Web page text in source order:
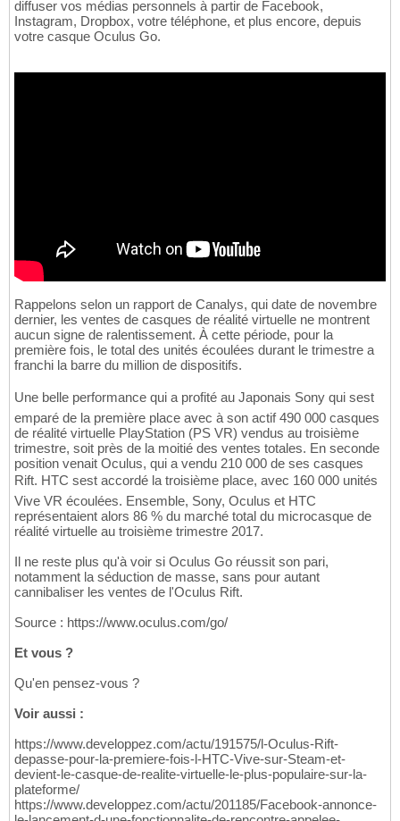
diffuser vos médias personnels à partir de Facebook,
Instagram, Dropbox, votre téléphone, et plus encore, depuis
votre casque Oculus Go.
Rappelons selon un rapport de Canalys, qui date de novembre
dernier, les ventes de casques de réalité virtuelle ne montrent
aucun signe de ralentissement. À cette période, pour la
première fois, le total des unités écoulées durant le trimestre a
franchi la barre du million de dispositifs.
Une belle performance qui a profité au Japonais Sony qui sest
emparé de la première place avec à son actif 490 000 casques
de réalité virtuelle PlayStation (PS VR) vendus au troisième
trimestre, soit près de la moitié des ventes totales. En seconde
position venait Oculus, qui a vendu 210 000 de ses casques
Rift. HTC sest accordé la troisième place, avec 160 000 unités
Vive VR écoulées. Ensemble, Sony, Oculus et HTC
représentaient alors 86 % du marché total du microcasque de
réalité virtuelle au troisième trimestre 2017.
Il ne reste plus qu'à voir si Oculus Go réussit son pari,
notamment la séduction de masse, sans pour autant
cannibaliser les ventes de l'Oculus Rift.
Source : https://www.oculus.com/go/
Et vous ?
Qu'en pensez-vous ?
Voir aussi :
https://www.developpez.com/actu/191575/l-Oculus-Rift-
depasse-pour-la-premiere-fois-l-HTC-Vive-sur-Steam-et-
devient-le-casque-de-realite-virtuelle-le-plus-populaire-sur-la-
plateforme/
https://www.developpez.com/actu/201185/Facebook-annonce-